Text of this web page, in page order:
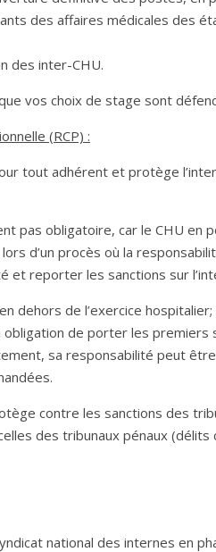
des affaires médicales des
des inter-CHU.
vos choix de stage sont
(RCP) :
tout adhérent et protège
pas obligatoire, car le CHU en
d’un procès où la
et reporter les sanctions sur
dehors de l’exercice
de porter les premiers
sa responsabilité peut
contre les sanctions des
des tribunaux pénaux
national des internes en